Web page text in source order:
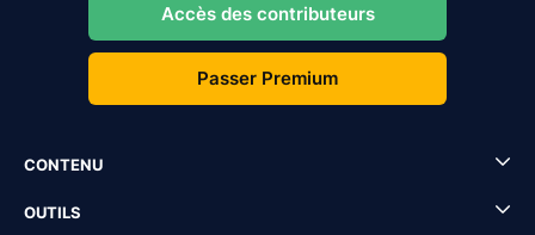
Accès des contributeurs
Passer Premium
CONTENU
OUTILS